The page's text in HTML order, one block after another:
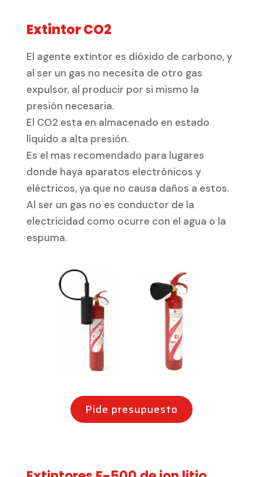
Extintor CO2
El agente extintor es dióxido de carbono, y
al ser un gas no necesita de otro gas
expulsor, al producir por si mismo la
presión necesaria.
El CO2 esta en almacenado en estado
líquido a alta presión.
Es el mas recomendado para lugares
donde haya aparatos electrónicos y
eléctricos, ya que no causa daños a estos.
Al ser un gas no es conductor de la
electricidad como ocurre con el agua o la
espuma.
Pide presupuesto